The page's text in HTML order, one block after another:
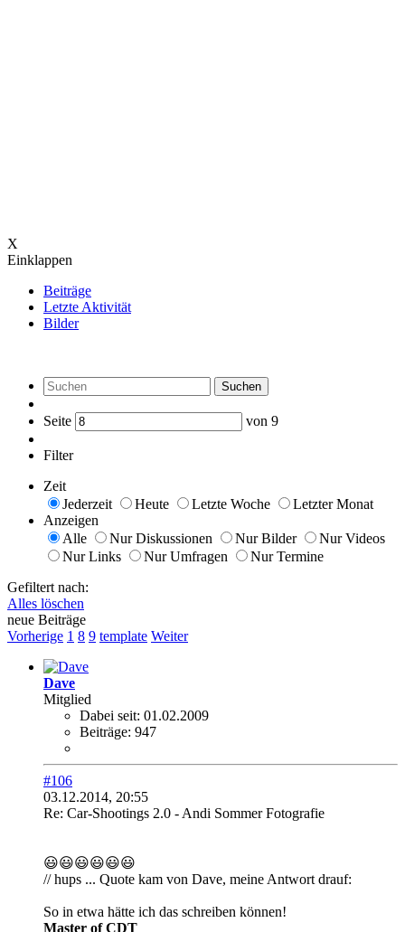
X
Einklappen
Beiträge
Letzte Aktivität
Bilder
Suchen
Seite von 9
Filter
Zeit
Jederzeit
Heute Letzte Woche
Letzter Monat
Anzeigen
Alle
Nur Diskussionen Nur Bilder
Nur Videos
Nur Links
Nur Umfragen
Nur Termine
Gefiltert nach:
Alles löschen
neue Beiträge
Vorherige 1 8 9 template Weiter
Dave
Mitglied
Dabei seit: 01.02.2009
Beiträge: 947
#106
03.12.2014, 20:55
Re: Car-Shootings 2.0 - Andi Sommer Fotografie
😃😃😃😃😃😃
// hups ... Quote kam von Dave, meine Antwort drauf:
So in etwa hätte ich das schreiben können!
Master of CDT